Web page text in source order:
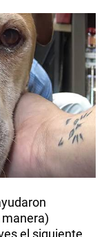
el siguiente